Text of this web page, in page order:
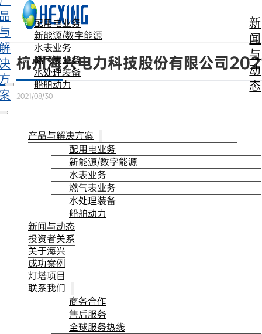
跳转到主要内容 跳转到页脚
配用电业务
新能源/数字能源
水表业务
燃气表业务
水处理装备
船舶动力
新
闻
与
动
态
产品与解决方案
配用电业务
新能源/数字能源
水表业务
燃气表业务
水处理装备
船舶动力
新闻与动态
投资者关系
关于海兴
成功案例
灯塔项目
联系我们
商务合作
售后服务
全球服务热线
杭州海兴电力科技股份有限公司
2021/08/30